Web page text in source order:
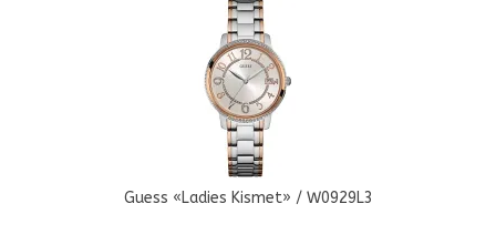
Guess «Ladies Kismet» / W0929L3